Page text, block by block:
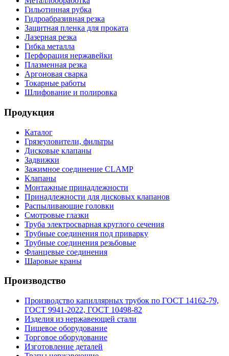
Гильотинная рубка
Гидроабразивная резка
Защитная пленка для проката
Лазерная резка
Гибка металла
Перфорация нержавейки
Плазменная резка
Аргоновая сварка
Токарные работы
Шлифование и полировка
Продукция
Каталог
Грязеуловители, фильтры
Дисковые клапаны
Задвижки
Зажимное соединение CLAMP
Клапаны
Монтажные принадлежности
Принадлежности для дисковых клапанов
Распыливающие головки
Смотровые глазки
Труба электросварная круглого сечения
Трубные соединения под приварку
Трубные соединения резьбовые
Фланцевые соединения
Шаровые краны
Производство
Производство капиллярных трубок по ГОСТ 14162-79,
ГОСТ 9941-2022, ГОСТ 10498-82
Изделия из нержавеющей стали
Пищевое оборудование
Торговое оборудование
Изготовление деталей